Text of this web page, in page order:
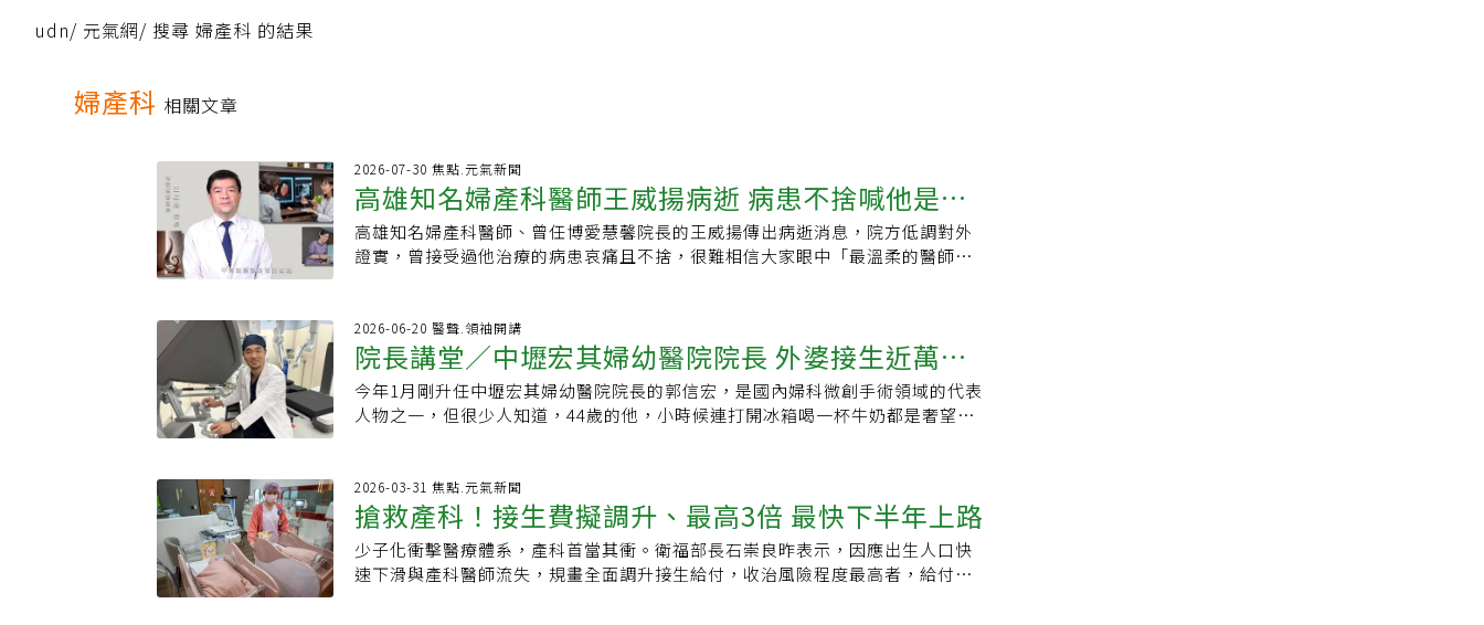
udn/ 元氣網/ 搜尋 婦產科 的結果
婦產科 相關文章
2026-07-30 焦點.元氣新聞
高雄知名婦產科醫師王威揚病逝 病患不捨喊他是
「最溫柔醫師」
高雄知名婦產科醫師、曾任博愛慧馨院長的王威揚傳出病逝消息，院方低調對外
證實，曾接受過他治療的病患哀痛且不捨，很難相信大家眼中「最溫柔的醫師」
紛留言哀悼，稱讚王醫師是「最溫柔的醫師」、「難怪都掛不到他的號」。一名
產婦PO出一家三口與王醫師的合照說，她昨天得知接生女兒的婦產科醫師去當天
使了，真的很難過，也很捨不得，如果人生中會遇到很多貴人，王威揚一定是她
的貴人之一。她說，她在懷孕初期狀況不穩定，第一位醫師診斷是自然淘汰，準
備安排藥流，但她不願意放棄，輾轉至博愛蕙馨醫院看診遇上王威揚。當時王醫
一句『別擔心，我在』」這名媽媽強調，這句話她一直沒有忘記，感謝王醫師陪
伴她走過人生重要階段。
2026-06-20 醫聲.領袖開講
院長講堂／中壢宏其婦幼醫院院長 外婆接生近萬人
郭信宏傳承使命
今年1月剛升任中壢宏其婦幼醫院院長的郭信宏，是國內婦科微創手術領域的代表
人物之一，但很少人知道，44歲的他，小時候連打開冰箱喝一杯牛奶都是奢望。
家看見冰箱裡整排牛奶，眼神滿是羨慕。早熟的他很快開始思考未來，他的成績
從國中起穩定在前5名，高中時他已經篤定要當婦產科醫師。這個決定的起點，是
他的外婆。郭信宏的外婆是新竹地方耆老，於1956年開設助產所，30年間接生近
萬名新生兒。每當深夜接到電話，她就獨自騎著腳踏車、頂著一盞小燈上山，有
時一去就待上3天。從小聽著這些故事長大，奉獻的精神在心裡扎了根，加上在娘
2026-03-31 焦點.元氣新聞
搶救產科！接生費擬調升、最高3倍 最快下半年上路
少子化衝擊醫療體系，產科首當其衝。衛福部長石崇良昨表示，因應出生人口快
速下滑與產科醫師流失，規畫全面調升接生給付，收治風險程度最高者，給付可